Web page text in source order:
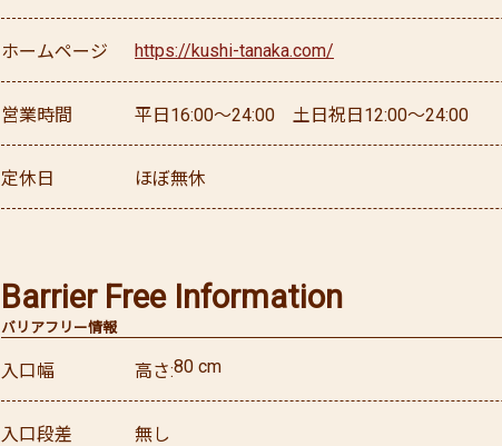
ホームページ https://kushi-tanaka.com/
営業時間 平日16:00～24:00 土日祝日12:00～24:00
定休日 ほぼ無休
バリアフリー情報
Barrier Free Information
入口幅 高さ 80 cm
入口段差 無し